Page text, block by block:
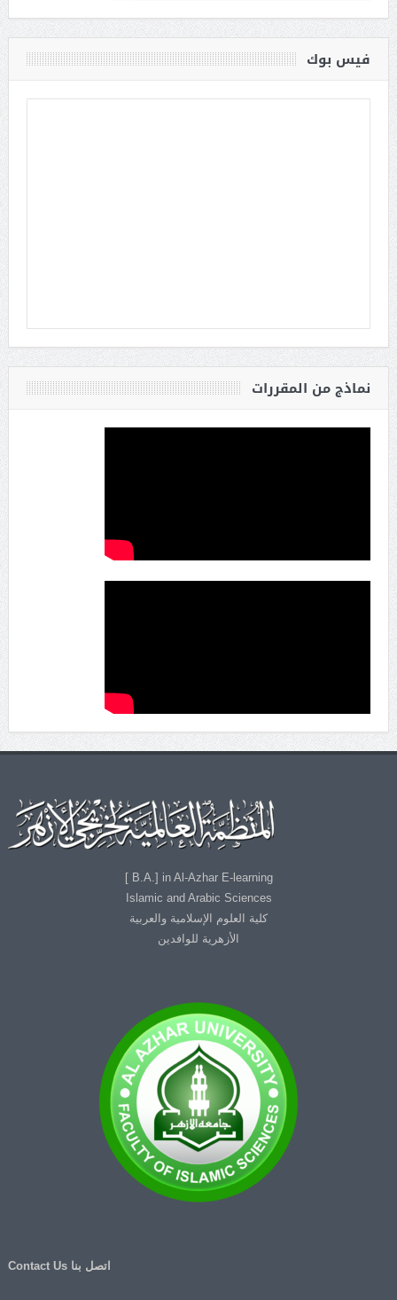
فيس بوك
نماذج من المقررات
B.A.] in Al-Azhar E-learning ]
Islamic and Arabic Sciences
كلية العلوم الإسلامية والعربية
الأزهرية للوافدين
اتصل بنا Contact Us